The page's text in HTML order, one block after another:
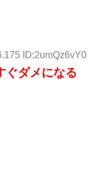
ID:2umQz6vY0
ぐダメになる